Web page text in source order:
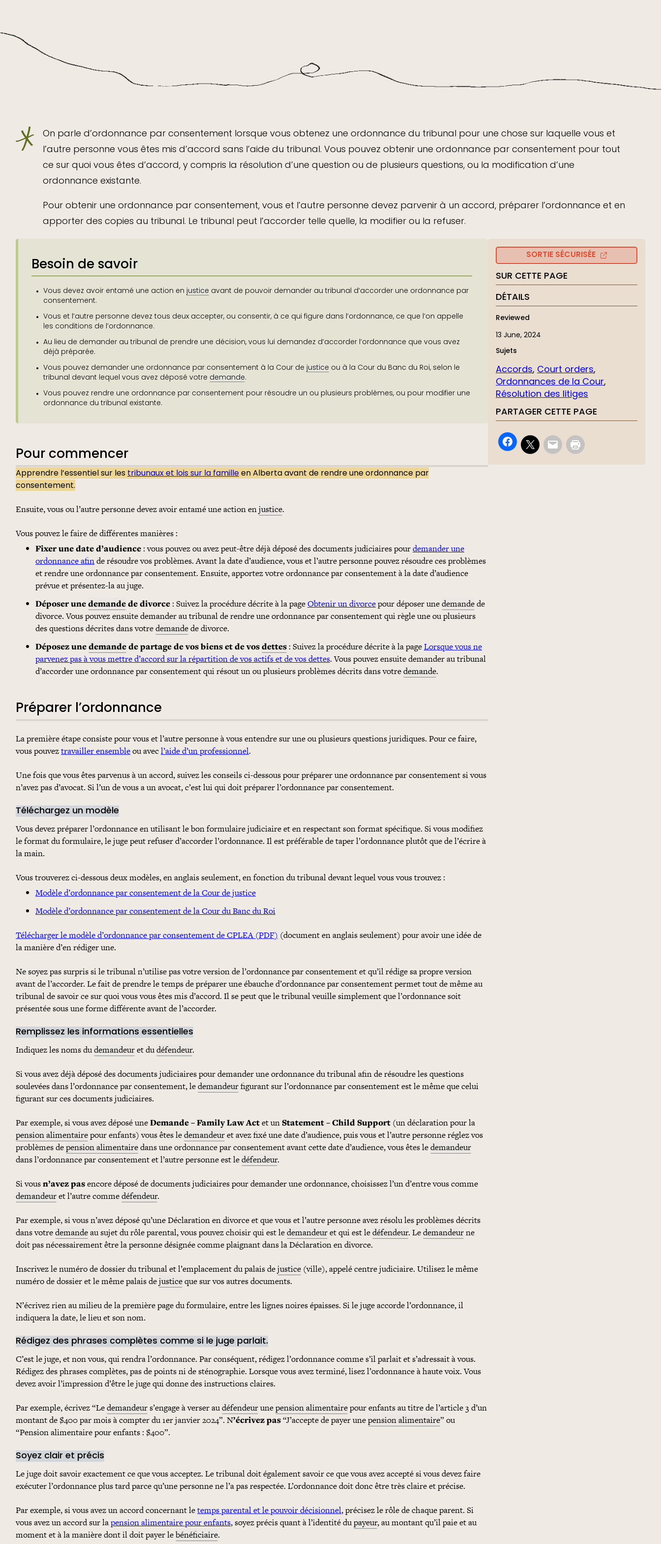
On parle d’ordonnance par consentement lorsque vous obtenez une ordonnance du tribunal pour une chose sur laquelle vous et
l’autre personne vous êtes mis d’accord sans l’aide du tribunal. Vous pouvez obtenir une ordonnance par consentement pour tout
ce sur quoi vous êtes d’accord, y compris la résolution d’une question ou de plusieurs questions, ou la modification d’une
ordonnance existante.
Pour obtenir une ordonnance par consentement, vous et l’autre personne devez parvenir à un accord, préparer l’ordonnance et en
apporter des copies au tribunal. Le tribunal peut l’accorder telle quelle, la modifier ou la refuser.
Besoin de savoir
Vous devez avoir entamé une action en justice avant de pouvoir demander au tribunal d’accorder une ordonnance par
consentement.
Vous et l’autre personne devez tous deux accepter, ou consentir, à ce qui figure dans l’ordonnance, ce que l’on appelle
les conditions de l’ordonnance.
Au lieu de demander au tribunal de prendre une décision, vous lui demandez d’accorder l’ordonnance que vous avez
déjà préparée.
Vous pouvez demander une ordonnance par consentement à la Cour de justice ou à la Cour du Banc du Roi, selon le
tribunal devant lequel vous avez déposé votre demande.
Vous pouvez rendre une ordonnance par consentement pour résoudre un ou plusieurs problèmes, ou pour modifier une
ordonnance du tribunal existante.
Pour commencer
Apprendre l’essentiel sur les tribunaux et lois sur la familleen Alberta avant de rendre une ordonnance par
consentement.
Ensuite, vous ou l’autre personne devez avoir entamé une action enjustice.
Vous pouvez le faire de différentes manières :
Fixer une date d’audience : vous pouvez ou avez peut-être déjà déposé des documents judiciaires pourdemander une
ordonnance afinde résoudre vos problèmes. Avant la date d’audience, vous et l’autre personne pouvez résoudre ces problèmes
et rendre une ordonnance par consentement. Ensuite, apportez votre ordonnance par consentement à la date d’audience
prévue et présentez-la au juge.
Déposer unedemandede divorce : Suivez la procédure décrite à la pageObtenir un divorcepour déposer unedemandede
divorce. Vous pouvez ensuite demander au tribunal de rendre une ordonnance par consentement qui règle une ou plusieurs
des questions décrites dans votredemandede divorce.
Déposez unedemandede partage de vos biens et de vosdettes : Suivez la procédure décrite à la pageLorsque vous ne
parvenez pas à vous mettre d’accord sur la répartition de vos actifs et de vos dettes. Vous pouvez ensuite demander au tribunal
d’accorder une ordonnance par consentement qui résout un ou plusieurs problèmes décrits dans votredemande.
Préparer l’ordonnance
La première étape consiste pour vous et l’autre personne à vous entendre sur une ou plusieurs questions juridiques. Pour ce faire,
vous pouveztravailler ensembleou avecl’aide d’un professionnel.
Une fois que vous êtes parvenus à un accord, suivez les conseils ci-dessous pour préparer une ordonnance par consentement si vous
n’avez pas d’avocat. Si l’un de vous a un avocat, c’est lui qui doit préparer l’ordonnance par consentement.
Téléchargez un modèle
Vous devez préparer l’ordonnance en utilisant le bon formulaire judiciaire et en respectant son format spécifique. Si vous modifiez
le format du formulaire, le juge peut refuser d’accorder l’ordonnance. Il est préférable de taper l’ordonnance plutôt que de l’écrire à
la main.
Vous trouverez ci-dessous deux modèles, en anglais seulement, en fonction du tribunal devant lequel vous vous trouvez :
Modèle d’ordonnance par consentement de la Cour de justice
Modèle d’ordonnance par consentement de la Cour du Banc du Roi
Télécharger le modèle d’ordonnance par consentement de CPLEA (PDF) (document en anglais seulement) pour avoir une idée de
la manière d’en rédiger une.
Ne soyez pas surpris si le tribunal n’utilise pas votre version de l’ordonnance par consentement et qu’il rédige sa propre version
avant de l’accorder. Le fait de prendre le temps de préparer une ébauche d’ordonnance par consentement permet tout de même au
tribunal de savoir ce sur quoi vous vous êtes mis d’accord. Il se peut que le tribunal veuille simplement que l’ordonnance soit
présentée sous une forme différente avant de l’accorder.
Remplissez les informations essentielles
Indiquez les noms dudemandeuret dudéfendeur.
Si vous avez déjà déposé des documents judiciaires pour demander une ordonnance du tribunal afin de résoudre les questions
soulevées dans l’ordonnance par consentement, ledemandeurfigurant sur l’ordonnance par consentement est le même que celui
figurant sur ces documents judiciaires.
Par exemple, si vous avez déposé uneDemande – Family Law Actet un Statement – Child Support (un déclaration pour la
pension alimentairepour enfants) vous êtes ledemandeuret avez fixé une date d’audience, puis vous et l’autre personne réglez vos
problèmes depension alimentairedans une ordonnance par consentement avant cette date d’audience, vous êtes ledemandeur
dans l’ordonnance par consentement et l’autre personne est ledéfendeur.
Si vousn’avez pasencore déposé de documents judiciaires pour demander une ordonnance, choisissez l’un d’entre vous comme
demandeuret l’autre commedéfendeur.
Par exemple, si vous n’avez déposé qu’une Déclaration en divorce et que vous et l’autre personne avez résolu les problèmes décrits
dans votredemandeau sujet du rôle parental, vous pouvez choisir qui est ledemandeuret qui est ledéfendeur. Ledemandeurne
doit pas nécessairement être la personne désignée comme plaignant dans la Déclaration en divorce.
Inscrivez le numéro de dossier du tribunal et l’emplacement du palais dejustice (ville), appelé centre judiciaire. Utilisez le même
numéro de dossier et le même palais dejusticeque sur vos autres documents.
N’écrivez rien au milieu de la première page du formulaire, entre les lignes noires épaisses. Si le juge accorde l’ordonnance, il
indiquera la date, le lieu et son nom.
Rédigez des phrases complètes comme si le juge parlait.
C’est le juge, et non vous, qui rendra l’ordonnance. Par conséquent, rédigez l’ordonnance comme s’il parlait et s’adressait à vous.
Rédigez des phrases complètes, pas de points ni de sténographie. Lorsque vous avez terminé, lisez l’ordonnance à haute voix. Vous
devez avoir l’impression d’être le juge qui donne des instructions claires.
Par exemple, écrivez “Ledemandeurs’engage à verser audéfendeurunepension alimentairepour enfants au titre de l’article 3 d’un
montant de $400 par mois à compter du 1er janvier 2024”. N’écrivez pas“J’accepte de payer unepension alimentaire” ou
“Pension alimentaire pour enfants : $400”.
Soyez clair et précis
Le juge doit savoir exactement ce que vous acceptez. Le tribunal doit également savoir ce que vous avez accepté si vous devez faire
exécuter l’ordonnance plus tard parce qu’une personne ne l’a pas respectée. L’ordonnance doit donc être très claire et précise.
Par exemple, si vous avez un accord concernant letemps parental et le pouvoir décisionnel, précisez le rôle de chaque parent. Si
vous avez un accord sur lapension alimentaire pour enfants, soyez précis quant à l’identité dupayeur, au montant qu’il paie et au
moment et à la manière dont il doit payer lebénéficiaire.
SORTIE SÉCURISÉE
SUR CETTE PAGE
DÉTAILS
Reviewed
13 June, 2024
Sujets
Accords, Court orders
Ordonnances de la Cour
Résolution des litiges
PARTAGER CETTE PAGE